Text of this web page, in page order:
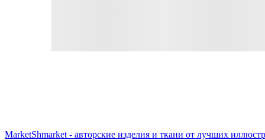
MarketShmarket - авторские изделия и ткани от лучших